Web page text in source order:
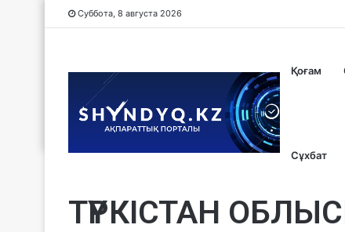
Суббота, 8 августа 2026
Қоғам
Сұхбат
ТҮРКІСТАН